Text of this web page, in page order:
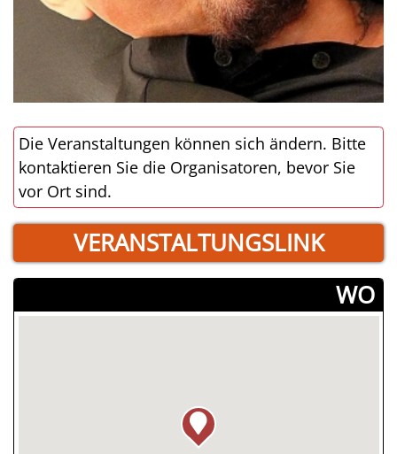
Die Veranstaltungen können sich ändern. Bitte
kontaktieren Sie die Organisatoren, bevor Sie
vor Ort sind.
VERANSTALTUNGSLINK
­WO